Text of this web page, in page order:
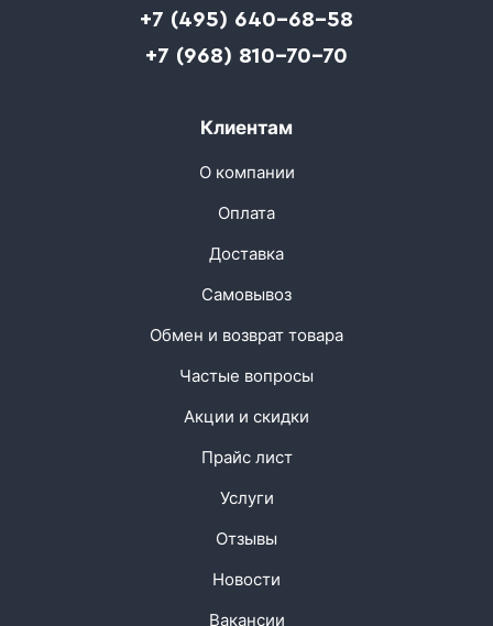
+7 (495) 640-68-58
+7 (968) 810-70-70
Клиентам
О компании
Оплата
Доставка
Самовывоз
Обмен и возврат товара
Частые вопросы
Акции и скидки
Прайс лист
Услуги
Отзывы
Новости
Вакансии